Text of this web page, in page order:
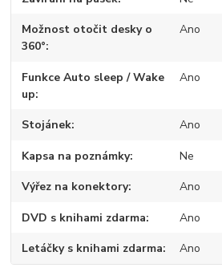
Možnost otočit desky o
360°
Ano
Funkce Auto sleep / Wake
up
Ano
Stojánek Ano
Kapsa na poznámky Ne
Výřez na konektory Ano
DVD s knihami zdarma Ano
Letáčky s knihami zdarma Ano